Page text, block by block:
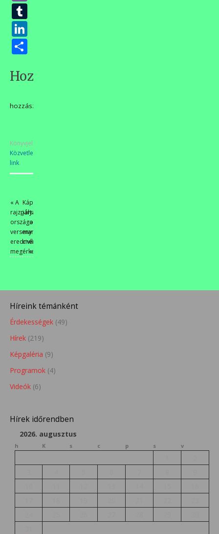
Hozzászólások
hozzászólás
Könyvjelzőkhöz
Közvetlen
link.
« A
rajzpályázat
országos
verseny
eredményei
megérkeztek
Kápolnásnyéken
jártak
a
martfűi
civilek
»
Híreink témánként
Érdekességek (49)
Hírek (219)
Képgaléria (9)
Programok (4)
Videók (6)
Hírek időrendben
2026. augusztus
h K s c p s v